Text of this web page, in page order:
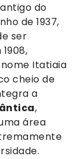
do
de 1937,
ser
Itatiaia
cheio de
a
,
área